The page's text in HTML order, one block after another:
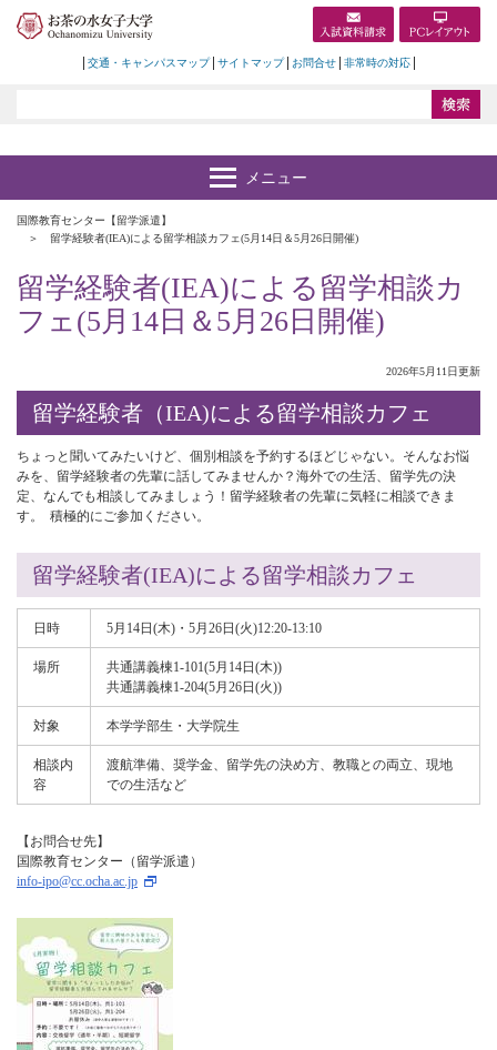
交通・キャンパスマップ サイトマップ お問合せ 非常時の対応
国際教育センター【留学派遣】
留学経験者(IEA)による留学相談カフェ(5月14日＆5月26日開催)
留学経験者(IEA)による留学相談カ
フェ(5月14日＆5月26日開催)
2026年5月11日更新
留学経験者（IEA)による留学相談カフェ
ちょっと聞いてみたいけど、個別相談を予約するほどじゃない。そんなお悩
みを、留学経験者の先輩に話してみませんか？海外での生活、留学先の決
定、なんでも相談してみましょう！留学経験者の先輩に気軽に相談できま
す。 積極的にご参加ください。
留学経験者(IEA)による留学相談カフェ
日時 5月14日(木)・5月26日(火)12:20-13:10
場所
共通講義棟1-101(5月14日(木))
共通講義棟1-204(5月26日(火))
対象 本学学部生・大学院生
相談内
容
渡航準備、奨学金、留学先の決め方、教職との両立、現地
での生活など
【お問合せ先】
国際教育センター（留学派遣）
info-ipo@cc.ocha.ac.jp